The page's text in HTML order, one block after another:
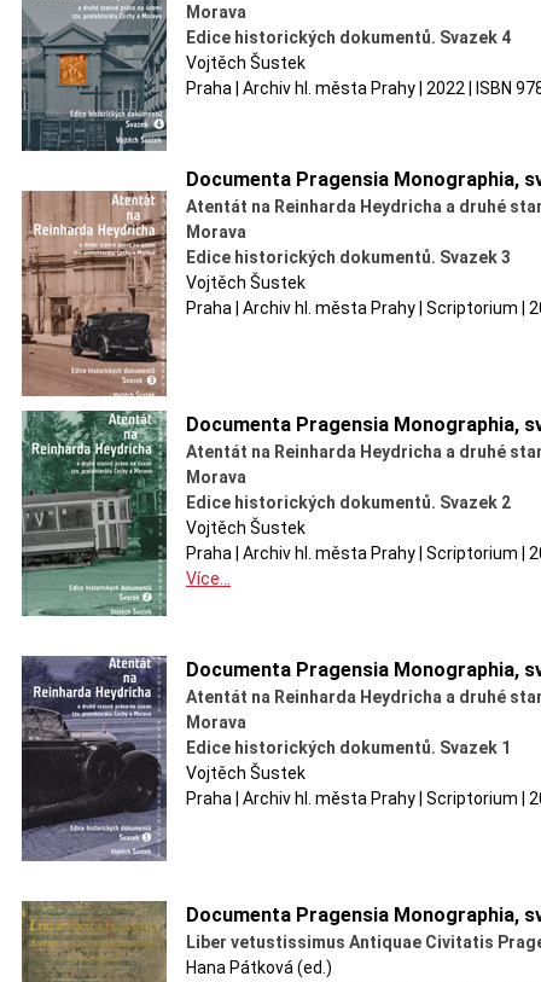
Morava
Edice historických dokumentů. Svazek 4
Vojtěch Šustek
Praha | Archiv hl. města Prahy | 2022 | ISBN
Documenta Pragensia Monographia,
Atentát na Reinharda Heydricha a druhé
Morava
Edice historických dokumentů. Svazek 3
Vojtěch Šustek
Praha | Archiv hl. města Prahy | Scriptorium |
Documenta Pragensia Monographia,
Atentát na Reinharda Heydricha a druhé
Morava
Edice historických dokumentů. Svazek 2
Vojtěch Šustek
Praha | Archiv hl. města Prahy | Scriptorium |
Více...
Documenta Pragensia Monographia,
Atentát na Reinharda Heydricha a druhé
Morava
Edice historických dokumentů. Svazek 1
Vojtěch Šustek
Praha | Archiv hl. města Prahy | Scriptorium |
Documenta Pragensia Monographia,
Liber vetustissimus Antiquae Civitatis
Hana Pátková (ed.)